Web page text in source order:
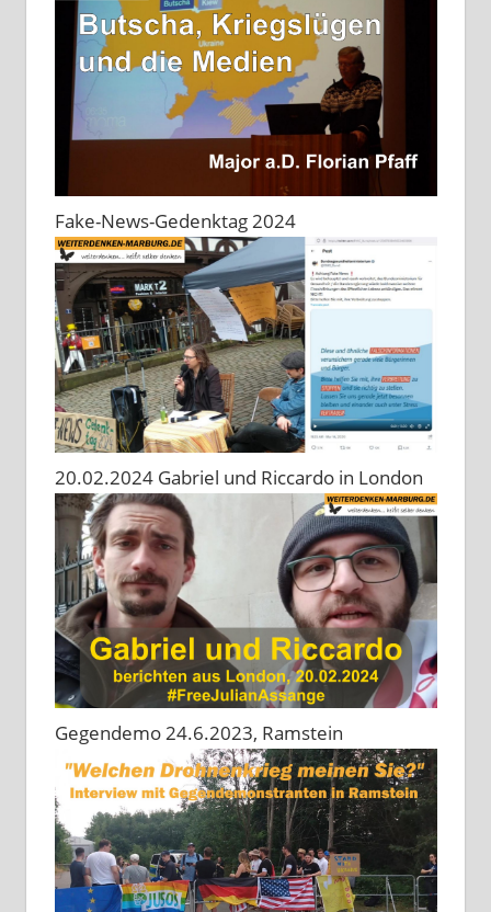
Fake-News-Gedenktag 2024
20.02.2024 Gabriel und Riccardo in London
Gegendemo 24.6.2023, Ramstein